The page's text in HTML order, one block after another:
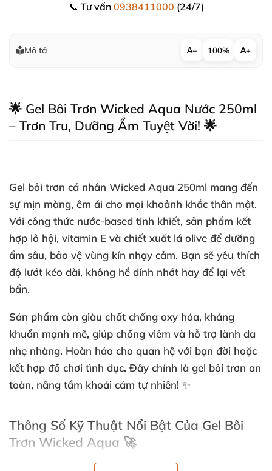
📞 Tư vấn 0938411000 (24/7)
Mô tả − 100% +
🌟 Gel Bôi Trơn Wicked Aqua Nước 250ml
– Trơn Tru, Dưỡng Ẩm Tuyệt Vời! 🌟
Gel bôi trơn cá nhân Wicked Aqua 250ml mang đến
sự mịn màng, êm ái cho mọi khoảnh khắc thân mật.
Với công thức nước-based tinh khiết, sản phẩm kết
hợp lô hội, vitamin E và chiết xuất lá olive để dưỡng
ẩm sâu, bảo vệ vùng kín nhạy cảm. Bạn sẽ yêu thích
độ lướt kéo dài, không hề dính nhớt hay để lại vết
bẩn.
Sản phẩm còn giàu chất chống oxy hóa, kháng
khuẩn mạnh mẽ, giúp chống viêm và hỗ trợ lành da
nhẹ nhàng. Hoàn hảo cho quan hệ với bạn đời hoặc
kết hợp đồ chơi tình dục. Đây chính là gel bôi trơn an
toàn, nâng tầm khoái cảm tự nhiên! ✨
Thông Số Kỹ Thuật Nổi Bật Của Gel Bôi
Trơn Wicked Aqua 🚀